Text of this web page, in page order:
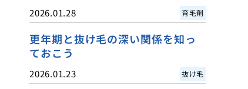
2026.01.28 育毛剤
更年期と抜け毛の深い関係を知っ
ておこう
2026.01.23 抜け毛